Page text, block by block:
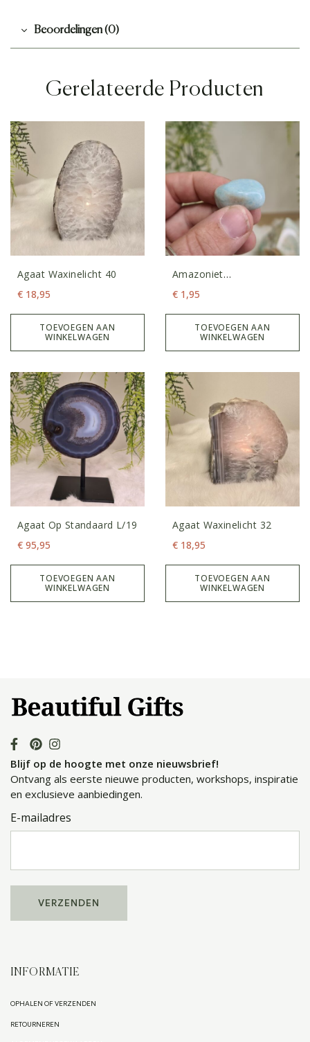
Beoordelingen (0)
Gerelateerde Producten
Agaat Waxinelicht 40
€ 18,95
TOEVOEGEN AAN
WINKELWAGEN
Amazoniet
Trommelsteen XS
€ 1,95
TOEVOEGEN AAN
WINKELWAGEN
Agaat Op Standaard L/19
€ 95,95
TOEVOEGEN AAN
WINKELWAGEN
Agaat Waxinelicht 32
€ 18,95
TOEVOEGEN AAN
WINKELWAGEN
Blijf op de hoogte met onze nieuwsbrief!
Ontvang als eerste nieuwe producten, workshops, inspiratie
en exclusieve aanbiedingen.
E-mailadres
INFORMATIE
OPHALEN OF VERZENDEN
RETOURNEREN